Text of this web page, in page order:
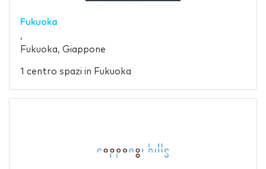
Fukuoka
,
Fukuoka, Giappone
1 centro spazi in Fukuoka